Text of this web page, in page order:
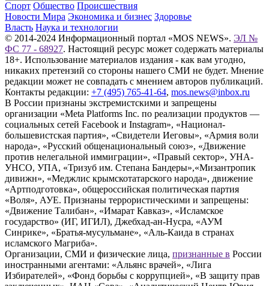
Спорт Общество Происшествия
Новости Мира Экономика и бизнес Здоровье
Власть Наука и технологии
© 2014-2024 Информационный портал «MOS NEWS». ЭЛ №
ФС 77 - 68927. Настоящий ресурс может содержать материалы
18+. Использование материалов издания - как вам угодно,
никаких претензий со стороны нашего СМИ не будет. Мнение
редакции может не совпадать с мнением авторов публикаций.
Контакты редакции: +7 (495) 765-41-64, mos.news@inbox.ru
В России признаны экстремистскими и запрещены
организации «Meta Platforms Inc. по реализации продуктов —
социальных сетей Facebook и Instagram», «Национал-
большевистская партия», «Свидетели Иеговы», «Армия воли
народа», «Русский общенациональный союз», «Движение
против нелегальной иммиграции», «Правый сектор», УНА-
УНСО, УПА, «Тризуб им. Степана Бандеры»,«Мизантропик
дивижн», «Меджлис крымскотатарского народа», движение
«Артподготовка», общероссийская политическая партия
«Воля», АУЕ. Признаны террористическими и запрещены:
«Движение Талибан», «Имарат Кавказ», «Исламское
государство» (ИГ, ИГИЛ), Джебхад-ан-Нусра, «АУМ
Синрике», «Братья-мусульмане», «Аль-Каида в странах
исламского Магриба».
Организации, СМИ и физические лица, признанные в России
иностранными агентами: «Альянс врачей», «Лига
Избирателей», «Фонд борьбы с коррупцией», «В защиту прав